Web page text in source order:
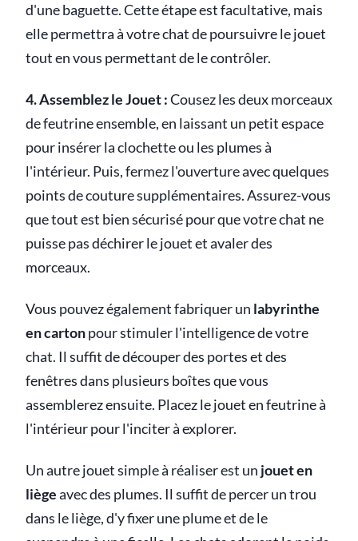
d'une baguette. Cette étape est facultative, mais
elle permettra à votre chat de poursuivre le jouet
tout en vous permettant de le contrôler.
4. Assemblez le Jouet :Cousez les deux morceaux
de feutrine ensemble, en laissant un petit espace
pour insérer la clochette ou les plumes à
l'intérieur. Puis, fermez l'ouverture avec quelques
points de couture supplémentaires. Assurez-vous
que tout est bien sécurisé pour que votre chat ne
puisse pas déchirer le jouet et avaler des
morceaux.
Vous pouvez également fabriquer un labyrinthe
en cartonpour stimuler l'intelligence de votre
chat. Il suffit de découper des portes et des
fenêtres dans plusieurs boîtes que vous
assemblerez ensuite. Placez le jouet en feutrine à
l'intérieur pour l'inciter à explorer.
Un autre jouet simple à réaliser est un jouet en
liègeavec des plumes. Il suffit de percer un trou
dans le liège, d'y fixer une plume et de le